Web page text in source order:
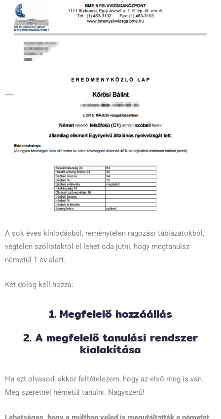
A sok éves kínlódásból, reménytelen ragozási táblázatokból,
végtelen szólistáktól el lehet oda jutni, hogy megtanulsz
németül 1 év alatt.
Két dolog kell hozzá:
1. Megfelelő hozzáállás
2. A megfelelő tanulási rendszer
kialakítása
Ha ezt olvasod, akkor feltételezem, hogy az első meg is van.
Meg szeretnél németül tanulni. Nagyszerű!